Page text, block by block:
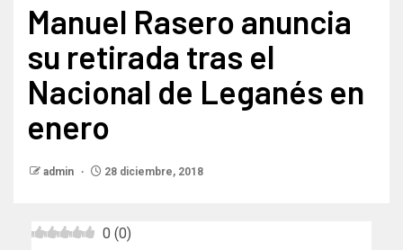
Manuel Rasero anuncia
su retirada tras el
Nacional de Leganés en
enero
admin 28 diciembre, 2018
0 (0)